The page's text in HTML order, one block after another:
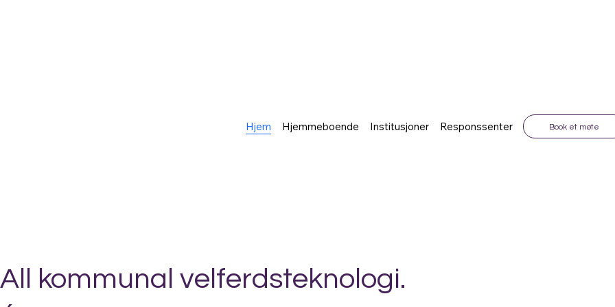
Hjem Hjemmeboende Institusjoner Responssenter Plattformen
Book et møte
All kommunal velferdsteknologi.